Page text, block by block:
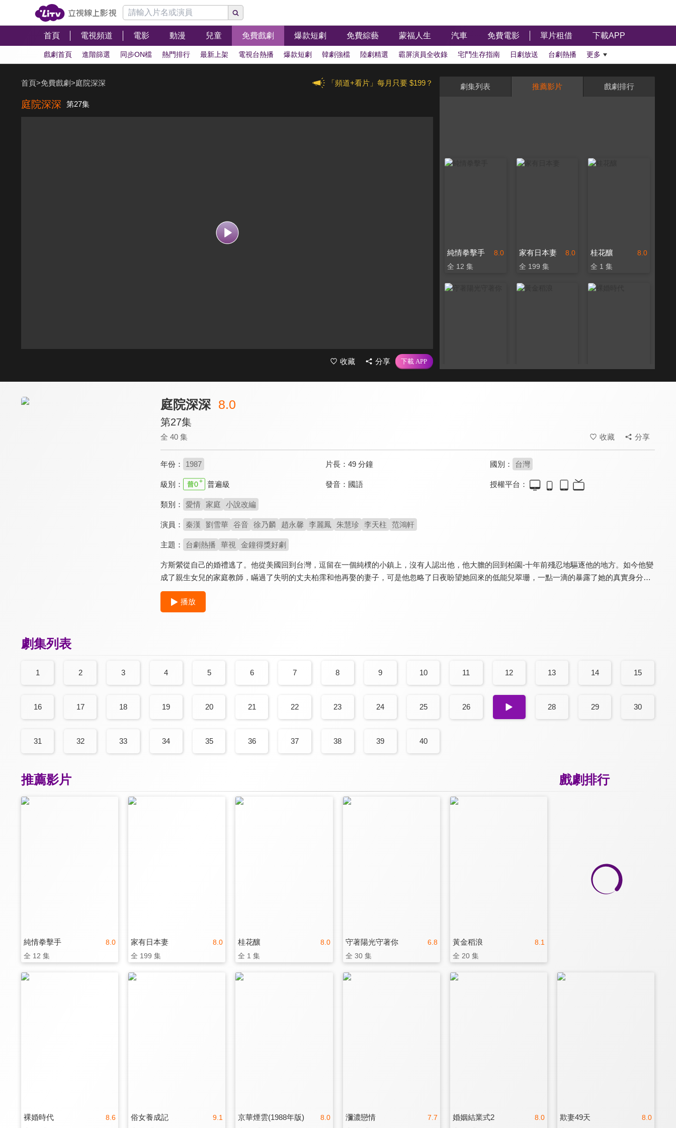
首頁 電視頻道 電影 動漫 兒童 免費戲劇 爆款短劇 免費綜藝 蒙福人生 汽車 免費電影 單片租借 下載APP
戲劇首頁 進階篩選 同步ON檔 熱門排行 最新上架 電視台熱播 爆款短劇 韓劇強檔 陸劇精選 霸屏演員全收錄 宅鬥生存指南 日劇放送 台劇熱播 更多
「頻道+看片」每月只要 $199？
首頁>免費戲劇>庭院深深
庭院深深 第27集
收藏 分享
劇集列表 推薦影片 戲劇排行
8.0
純情拳擊手
全 12 集
8.0
家有日本妻
全 199 集
8.0
桂花釀
全 1 集
庭院深深 8.0
第27集
全 40 集 收藏 分享
年份： 1987 片長： 49 分鐘 國別： 台灣
級別： 普遍級 發音： 國語 授權平台：
類別： 愛情 家庭 小說改編
演員： 秦漢 劉雪華 谷音 徐乃麟 趙永馨 李麗鳳 朱慧珍 李天柱 范鴻軒
主題： 台劇熱播 華視 金鐘得獎好劇
方斯縈從自己的婚禮逃了。他從美國回到台灣，逗留在一個純樸的小鎮上，沒有人認出他，他大膽的回到柏園-十年前殘忍地驅逐他的地方。如今他變
成了親生女兒的家庭教師，瞞過了失明的丈夫柏霈和他再娶的妻子，可是他忽略了日夜盼望她回來的低能兒翠珊，一點一滴的暴露了她的真實身分…
播放
劇集列表
1 2 3 4 5 6 7 8 9 10 11 12 13 14 15
16 17 18 19 20 21 22 23 24 25 26 27 28 29 30
31 32 33 34 35 36 37 38 39 40
戲劇排行
推薦影片
8.0
純情拳擊手
全 12 集
8.0
家有日本妻
全 199 集
8.0
桂花釀
全 1 集
6.8
守著陽光守著你
全 30 集
8.1
黃金稻浪
全 20 集
8.6
裸婚時代 9.1
俗女養成記 8.0
京華煙雲(1988年版) 7.7
瀰濃戀情 8.0
婚姻結業式2 8.0
欺妻49天